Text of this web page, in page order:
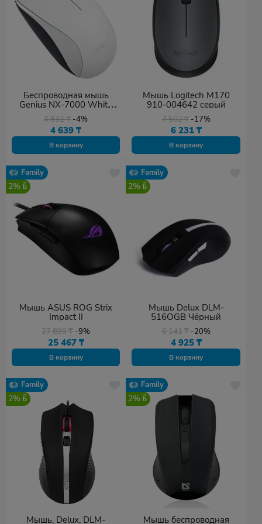
Беспроводная мышь
Genius NX-7000 White
USB
4 832₸ -4%
4 639₸
В корзину
Мышь Logitech M170
910-004642 серый
7 502₸ -17%
6 231 ₸
В корзину
Family
2%
Мышь ASUS ROG Strix
Impact II
27 899₸ -9%
25 467 ₸
В корзину
Family
2%
Мышь Delux DLM-
516OGB Чёрный
6 141₸ -20%
4 925 ₸
В корзину
Family
2%
Мышь, Delux, DLM-
Family
2%
Мышь беспроводная